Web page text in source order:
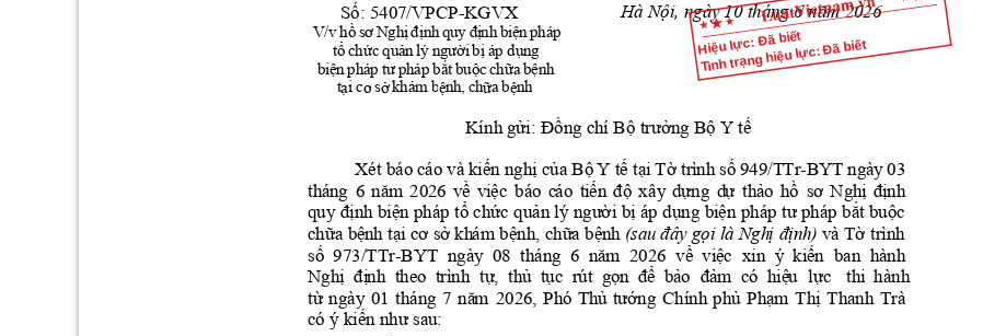
Hiệu lực: Đã biết
Tình trạng hiệu lực: Đã biết
Số: 5407/VPCP-KGVX
V/v hồ sơ Nghị định quy định biệnpháp
tổ chức quản lý người bị áp dụng
biện pháp tư pháp bắt buộc chữa bệnh
tại cơ sở khám bệnh, chữa bệnh
Hà Nội, ngày 10 tháng 6 năm 2026
Kính gửi: Đồng chí Bộ trưởng Bộ Y tế
Xét báo cáo và kiến nghị của Bộ Y tế tại Tờ trình số 949/TTr-BYT ngày 03
tháng 6 năm 2026 về việc báo cáo tiến độ xây dựng dự thảo hồ sơ Nghị định
quy định biện pháp tổ chức quản lý người bị áp dụng biện pháp tư pháp bắt buộc
chữa bệnh tại cơ sở khám bệnh, chữa bệnh (sau đây gọi là Nghị định) và Tờ trình
số
  973/TTr-BYT  ngày  08  tháng  6
năm
  2026
về việc
  xin  ý
kiến
  ban  hành
Nghị định theo trình tự, thủ tục
  rút
gọn để bảo đảm
  có
hiệu lực thi hành
từ ngày 01 tháng 7 năm 2026, Phó Thủ tướng Chính phủ Phạm Thị Thanh Trà
có ý kiến như sau: